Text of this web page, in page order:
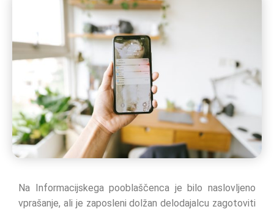
Na Informacijskega pooblaščenca je bilo naslovljeno
vprašanje, ali je zaposleni dolžan delodajalcu zagotoviti